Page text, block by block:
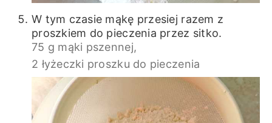
W tym czasie mąkę przesiej razem z
proszkiem do pieczenia przez sitko.
75 g mąki pszennej,
2 łyżeczki proszku do pieczenia